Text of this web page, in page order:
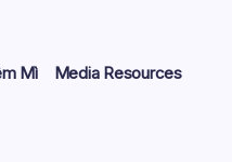
Mì Media Resources